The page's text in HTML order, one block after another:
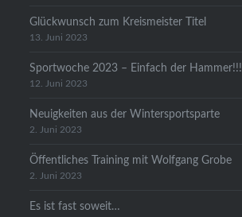
Glückwunsch zum Kreismeister Titel
13. Juni 2023
Sportwoche 2023 – Einfach der Hammer!!!
12. Juni 2023
Neuigkeiten aus der Wintersportsparte
2. Juni 2023
Öffentliches Training mit Wolfgang Grobe
2. Juni 2023
Es ist fast soweit…